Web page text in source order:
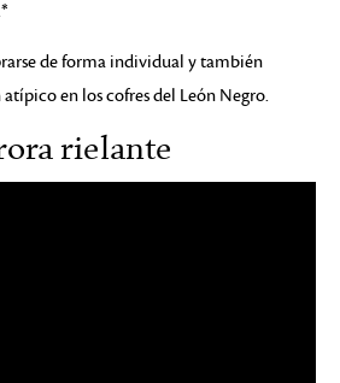
de forma individual y también
en los cofres del León Negro.
rielante